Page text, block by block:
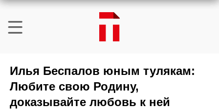
Илья Беспалов юным тулякам:
Любите свою Родину,
доказывайте любовь к ней